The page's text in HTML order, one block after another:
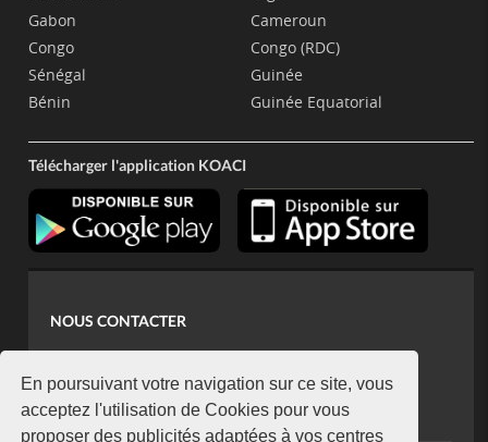
En poursuivant votre navigation sur ce site, vous
acceptez l'utilisation de Cookies pour vous
proposer des publicités adaptées à vos centres
Gabon
Congo
Sénégal
Bénin
Cameroun
Congo (RDC)
Guinée
Guinée Equatorial
Télécharger l'application KOACI
NOUS CONTACTER
koaci@yahoo.fr
+225 07 08 85 52 93